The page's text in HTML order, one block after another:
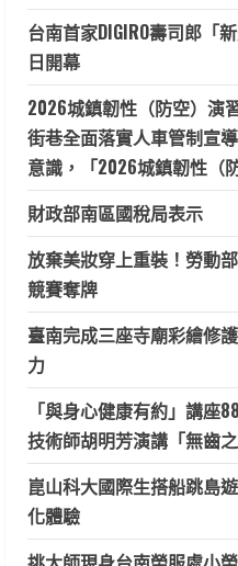
台南首家DIGIRO壽司郎「
日開幕
2026城鎮韌性（防空）演
街巷全面落實人車管制宣
意識，「2026城鎮韌性（
財政部南區國稅局表示
放棄美妝穿上重裝！勞動
競賽奪牌
臺南完成三座寺廟彩繪修
力
「與身心健康有約」講座
技術師胡明芳演講「無齒
崑山科大國際生搭船跳島
化體驗